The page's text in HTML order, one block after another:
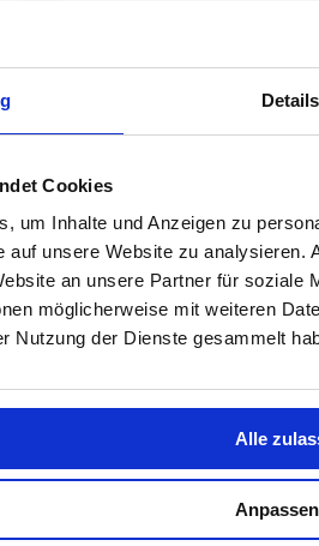
Details
Cookies
um Inhalte und Anzeigen zu
auf unsere Website zu analysieren.
an unsere Partner für soziale
möglicherweise mit weiteren
Nutzung der Dienste gesammelt
Alle
Anpassen
mit Hyaluron